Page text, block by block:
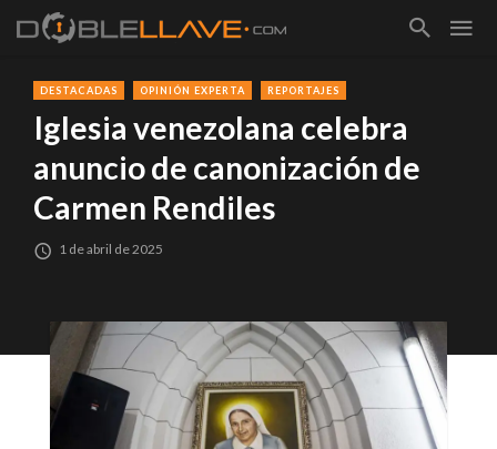
DESTACADAS OPINIÓN EXPERTA REPORTAJES
Iglesia venezolana celebra
anuncio de canonización de
Carmen Rendiles
1 de abril de 2025